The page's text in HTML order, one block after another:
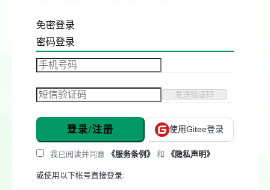
免密登录
密码登录
发送验证码
登录/注册 使用Gitee登录
我已阅读并同意 《服务条例》 和 《隐私声明》
或使用以下帐号直接登录: